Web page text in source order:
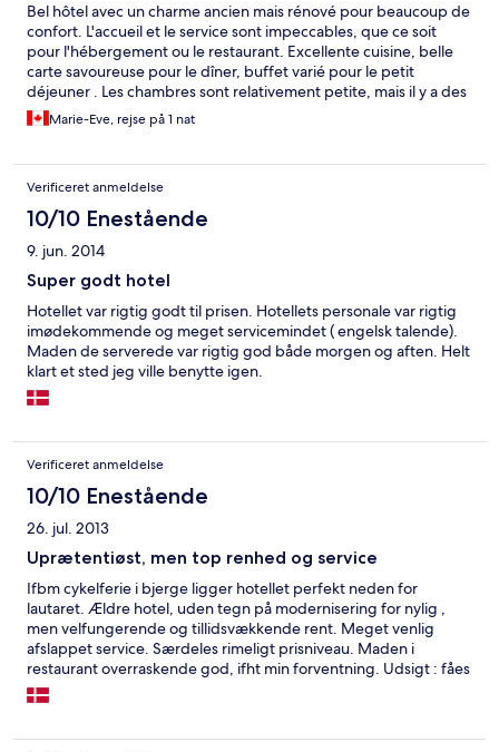
Bel hôtel avec un charme ancien mais rénové pour beaucoup de
confort. L'accueil et le service sont impeccables, que ce soit
pour l'hébergement ou le restaurant. Excellente cuisine, belle
carte savoureuse pour le dîner, buffet varié pour le petit
déjeuner . Les chambres sont relativement petite, mais il y a des
aires communes.
Marie-Eve, rejse på 1 nat
Verificeret anmeldelse
10/10 Enestående
9. jun. 2014
Super godt hotel
Hotellet var rigtig godt til prisen. Hotellets personale var rigtig
imødekommende og meget servicemindet ( engelsk talende).
Maden de serverede var rigtig god både morgen og aften. Helt
klart et sted jeg ville benytte igen.
Verificeret anmeldelse
10/10 Enestående
26. jul. 2013
Uprætentiøst, men top renhed og service
Ifbm cykelferie i bjerge ligger hotellet perfekt neden for
lautaret. Ældre hotel, uden tegn på modernisering for nylig ,
men velfungerende og tillidsvækkende rent. Meget venlig
afslappet service. Særdeles rimeligt prisniveau. Maden i
restaurant overraskende god, ifht min forventning. Udsigt : fåes
kun minimalt bedre ! Anbefales alle som sætter pris på flot natur,
cykeltræning på de største bjerge, og et godt forhold mellem